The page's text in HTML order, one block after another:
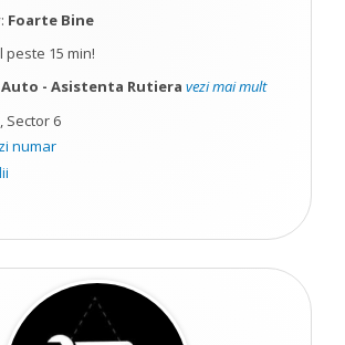
Foarte Bine
peste 15 min!
- Asistenta Rutiera vezi mai mult
Sector 6
numar